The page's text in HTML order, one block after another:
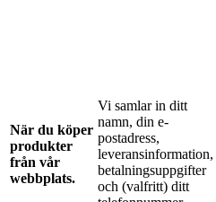
När du köper
produkter
från vår
webbplats.
Vi samlar in ditt
namn, din e-
postadress,
leveransinformation,
betalningsuppgifter
och (valfritt) ditt